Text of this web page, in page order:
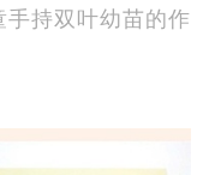
持双叶幼苗的作